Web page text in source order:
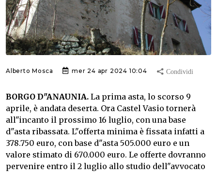
Alberto Mosca mer 24 apr 2024 10:04
BORGO D"ANAUNIA. La prima asta, lo scorso 9
aprile, è andata deserta. Ora Castel Vasio tornerà
all"incanto il prossimo 16 luglio, con una base
d"asta ribassata. L"offerta minima è fissata infatti a
378.750 euro, con base d"asta 505.000 euro e un
valore stimato di 670.000 euro. Le offerte dovranno
pervenire entro il 2 luglio allo studio dell"avvocato